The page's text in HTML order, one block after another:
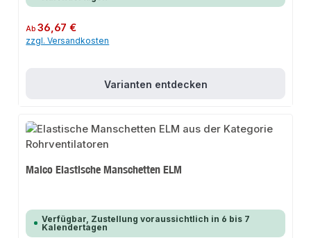
Regulärer Preis:
Ab36,67 €
zzgl. Versandkosten
Varianten entdecken
Maico Elastische Manschetten ELM
Verfügbar, Zustellung voraussichtlich in 6 bis 7
Kalendertagen